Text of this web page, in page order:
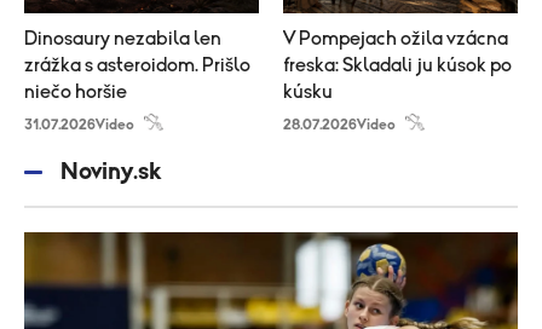
Dinosaury nezabila len
zrážka s asteroidom. Prišlo
niečo horšie
31.07.2026Video
V Pompejach ožila vzácna
freska: Skladali ju kúsok po
kúsku
28.07.2026Video
Noviny.sk